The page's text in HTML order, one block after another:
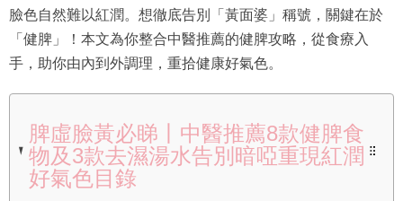
臉色自然難以紅潤。想徹底告別「黃面婆」稱號，關鍵在於
「健脾」！本文為你整合中醫推薦的健脾攻略，從食療入
手，助你由內到外調理，重拾健康好氣色。
脾虛臉黃必睇丨中醫推薦8款健脾食
物及3款去濕湯水告別暗啞重現紅潤
好氣色目錄